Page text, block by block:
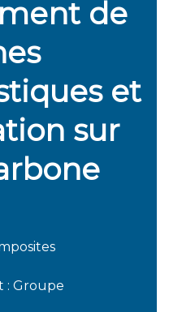
de
et
sur
: Groupe